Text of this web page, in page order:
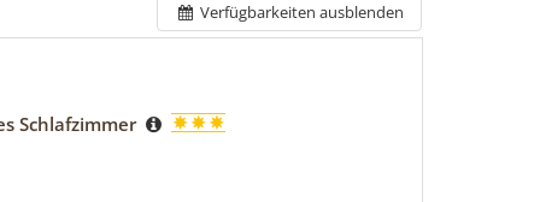
Verfügbarkeiten ausblenden
Schlafzimmer